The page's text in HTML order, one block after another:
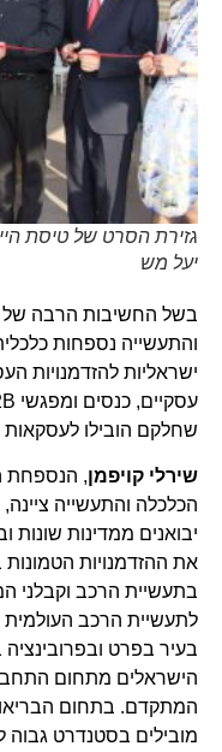
גזירת הסרט של טיסת
יעל מש
בשל החשיבות הרבה של
והתעשייה נספחות
ישראליות להזדמנויות
שחלקם הובילו לעסקאות
שירלי קויפמן, הנספחת
הכלכלה והתעשייה ציינה,
יבואנים ממדינות שונות
את ההזדמנויות הטמונות
בתעשיית הרכב וקבלני
לתעשיית הרכב העולמית
בעיר בפרט
הישראלים מתחום
המתקדם. בתחום
מובילים בסטנדרט